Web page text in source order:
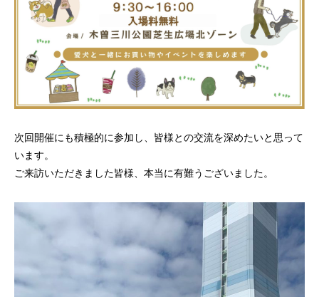
事業所情報
次回開催にも積極的に参加し、皆様との交流を深めたいと思って
います。
ご来訪いただきました皆様、本当に有難うございました。